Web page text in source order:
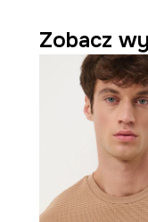
Klasyczny
cieplejsze dni.
Dekolt typu
Dzianina
wzbogaca
Zobacz